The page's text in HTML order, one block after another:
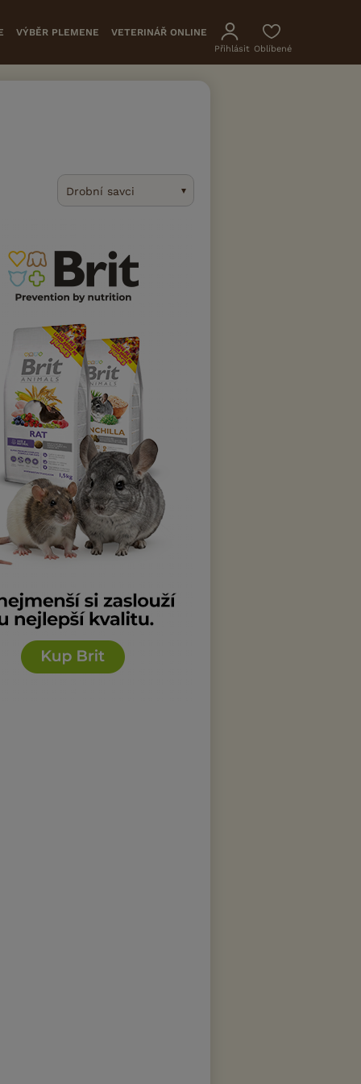
VÝBĚR PLEMENE VETERINÁŘ ONLINE
Přihlásit Oblíbené
Drobní savci